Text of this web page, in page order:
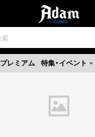
プレミアム 特集・イベント